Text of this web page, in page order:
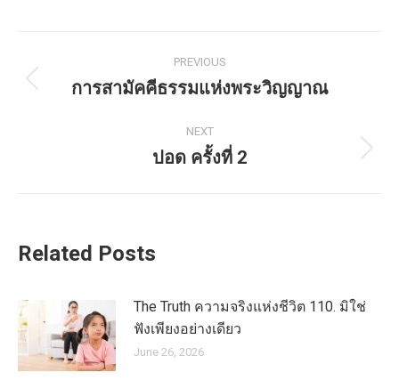
navigation
PREVIOUS
Previous
การสามัคคีธรรมแห่งพระวิญญาณ
NEXT
Next
ปอด ครั้งที่ 2
Related Posts
The Truth ความจริงแห่งชีวิต 110. มิใช่
ฟังเพียงอย่างเดียว
June 26, 2026